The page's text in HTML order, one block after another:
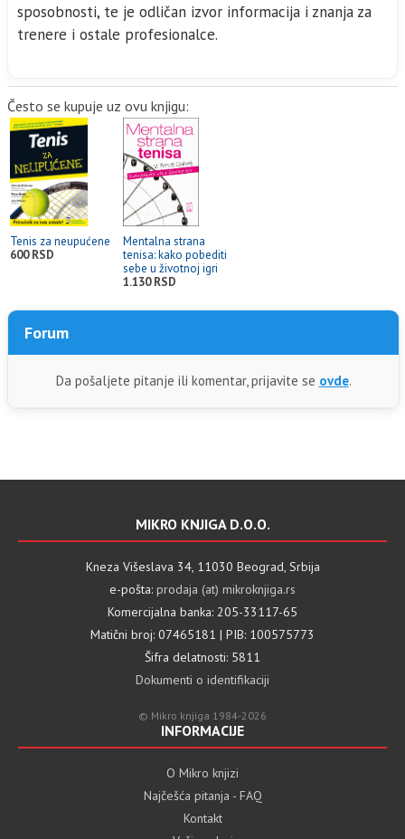
sposobnosti, te je odličan izvor informacija i znanja za
trenere i ostale profesionalce.
Često se kupuje uz ovu knjigu:
Tenis za neupućene
600 RSD
Mentalna strana
tenisa: kako pobediti
sebe u životnoj igri
1.130 RSD
Forum
Da pošaljete pitanje ili komentar, prijavite se ovde.
MIKRO KNJIGA D.O.O.
Kneza Višeslava 34, 11030 Beograd, Srbija
e-pošta: prodaja (at) mikroknjiga.rs
Komercijalna banka: 205-33117-65
Matični broj: 07465181 | PIB: 100575773
Šifra delatnosti: 5811
Dokumenti o identifikaciji
© Mikro knjiga 1984-2026
INFORMACIJE
O Mikro knjizi
Najčešća pitanja - FAQ
Kontakt